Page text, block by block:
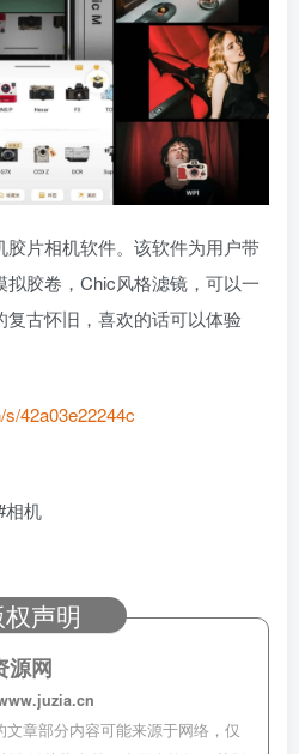
片相机软件。该软件为用户带
胶卷，Chic风格滤镜，可以一
古怀旧，喜欢的话可以体验
42a03e22244c
相机
声明
源网
文章部分内容可能来源于网络，仅